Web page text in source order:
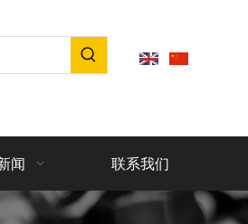
闻 联系我们